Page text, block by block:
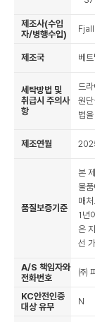
제조사(수입
자/병행수입)
제조국 베
세탁방법 및
취급시 주의사
항
드
원
법
제조연월
품질보증기준
본
물
매
1년
은
선
A/S 책임자와
전화번호
㈜
KC안전인증
대상 유무
N